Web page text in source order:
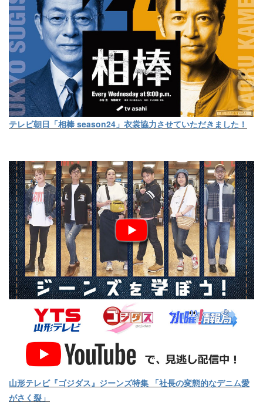
テレビ朝日「相棒 season24」衣裳協力させていただきました！
山形テレビ『ゴジダス』ジーンズ特集 「社長の変態的なデニム愛
がさく裂」